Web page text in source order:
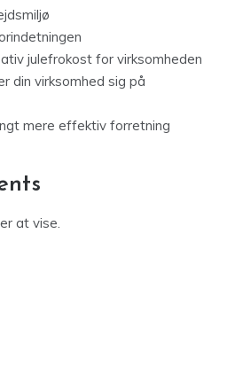
julefrokost for virksomheden
din virksomhed sig på
mere effektiv forretning
at vise.